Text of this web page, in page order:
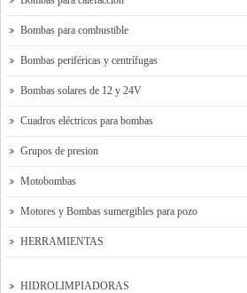
Bombas para combustible
Bombas periféricas y centrífugas
Bombas solares de 12 y 24V
Cuadros eléctricos para bombas
Grupos de presion
Motobombas
Motores y Bombas sumergibles para pozo
HERRAMIENTAS
HIDROLIMPIADORAS